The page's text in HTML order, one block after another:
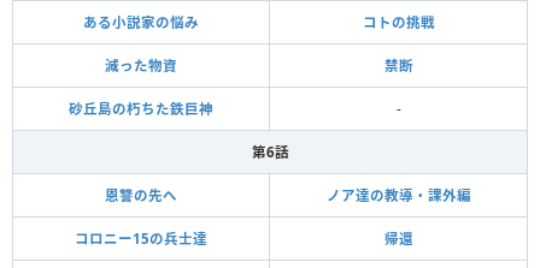
ある小説家の悩み コトの挑戦
減った物資 禁断
砂丘島の朽ちた鉄巨神 -
第6話
恩讐の先へ ノア達の教導・課外編
コロニー15の兵士達 帰還